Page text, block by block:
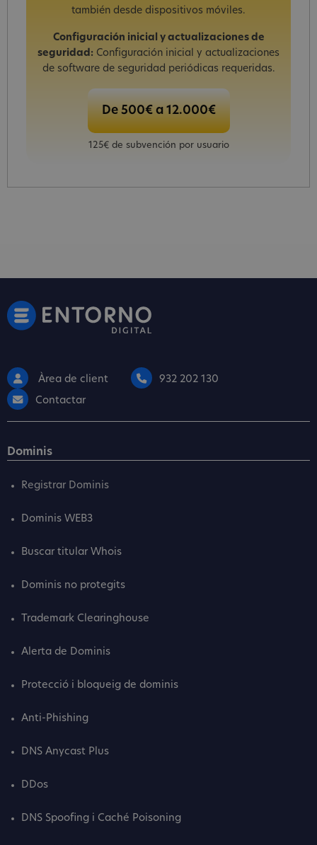
también desde dispositivos móviles.
Configuración inicial y actualizaciones de
seguridad: Configuración inicial y actualizaciones
de software de seguridad periódicas requeridas.
De 500€ a 12.000€
125€ de subvención por usuario
Àrea de client
932 202 130
Contactar
Dominis
Registrar Dominis
Dominis WEB3
Buscar titular Whois
Dominis no protegits
Trademark Clearinghouse
Alerta de Dominis
Protecció i bloqueig de dominis
Anti-Phishing
DNS Anycast Plus
DDos
DNS Spoofing i Caché Poisoning